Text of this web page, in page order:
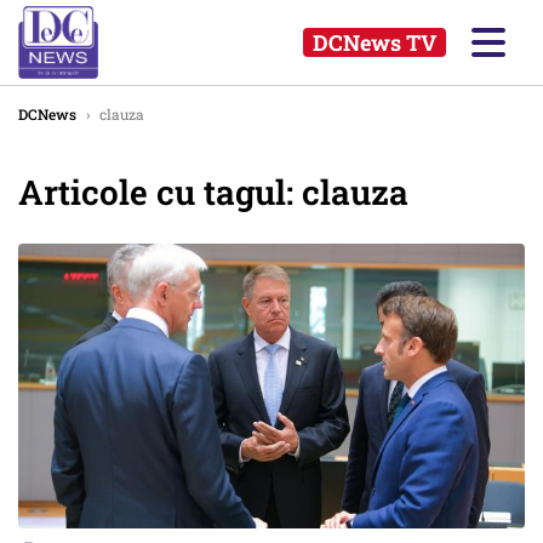
DCNews TV
DCNews › clauza
Articole cu tagul: clauza